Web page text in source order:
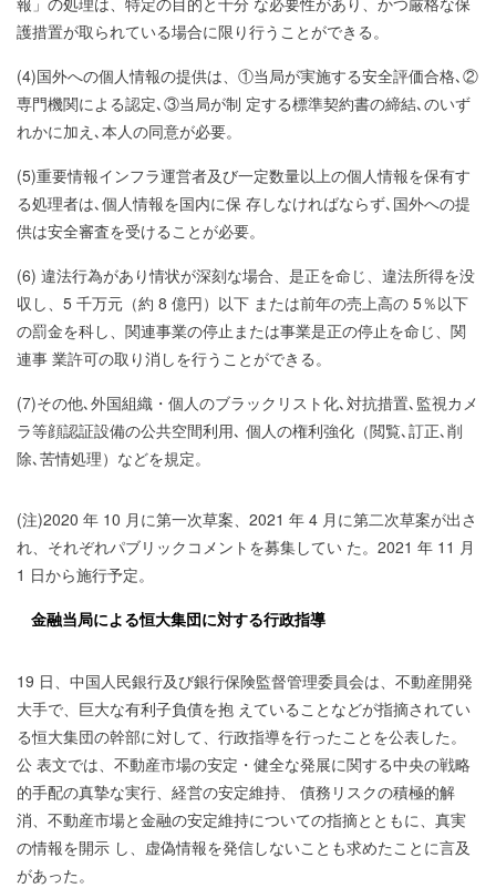
護措置が取られている場合に限り行うことができる。
(4)国外への個人情報の提供は、①当局が実施する安全評価合格､②
専門機関による認定､③当局が制 定する標準契約書の締結､のいず
れかに加え､本人の同意が必要。
(5)重要情報インフラ運営者及び一定数量以上の個人情報を保有す
る処理者は､個人情報を国内に保 存しなければならず､国外への提
供は安全審査を受けることが必要。
(6) 違法行為があり情状が深刻な場合、是正を命じ、違法所得を没
収し、5 千万元（約 8 億円）以下 または前年の売上高の 5％以下
の罰金を科し、関連事業の停止または事業是正の停止を命じ、関
連事 業許可の取り消しを行うことができる。
(7)その他､外国組織・個人のブラックリスト化､対抗措置､監視カメ
ラ等顔認証設備の公共空間利用､ 個人の権利強化（閲覧､訂正､削
除､苦情処理）などを規定。
(注)2020 年 10 月に第一次草案、2021 年 4 月に第二次草案が出さ
れ、それぞれパブリックコメントを募集してい た。2021 年 11 月
1 日から施行予定。
金融当局による恒大集団に対する行政指導
19 日、中国人民銀行及び銀行保険監督管理委員会は、不動産開発
大手で、巨大な有利子負債を抱 えていることなどが指摘されてい
る恒大集団の幹部に対して、行政指導を行ったことを公表した。
公 表文では、不動産市場の安定・健全な発展に関する中央の戦略
的手配の真摯な実行、経営の安定維持、 債務リスクの積極的解
消、不動産市場と金融の安定維持についての指摘とともに、真実
の情報を開示 し、虚偽情報を発信しないことも求めたことに言及
があった。